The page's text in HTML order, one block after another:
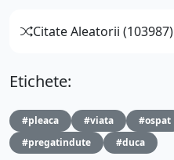
Citate Aleatorii (103987)
Etichete:
#pleaca #viata #ospat
#pregatindute
#duca